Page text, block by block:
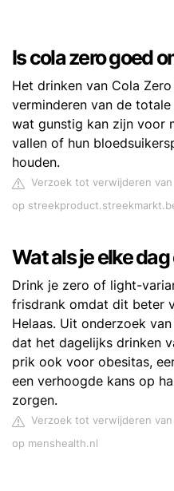
Is cola zero goed
Het drinken van Cola
verminderen van de
wat gunstig kan zijn voor
vallen of hun
houden.
Verzoek tot verwijderen
op
Wat als je elke
Drink je zero of light-
frisdrank omdat dit beter
Helaas. Uit onderzoek
dat het dagelijks drinken
prik ook voor obesitas,
een verhoogde kans op
zorgen.
Verzoek tot verwijderen
op menshealth.nl